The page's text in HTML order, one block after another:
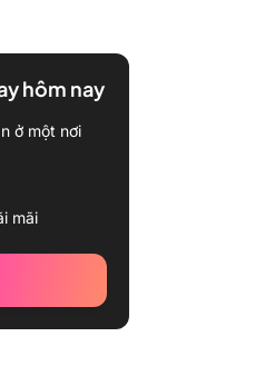
hôm nay
ở một nơi
mãi